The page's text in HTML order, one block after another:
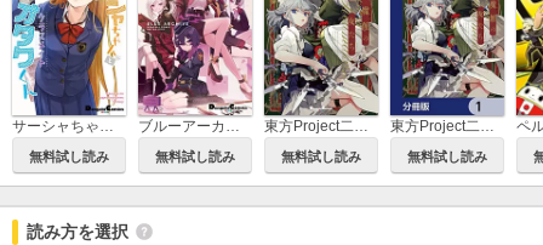
サーシャちゃんとクラスメイトオタクくん
無料試し読み
ブルーアーカイブ 電撃コミックアンソロジー
無料試し読み
東方Project二次創作シリーズ 紅魔館の女たち
無料試し読み
東方Project二次創作シリーズ 紅魔館の女たち【分冊版】
無料試し読み
読み方を選択